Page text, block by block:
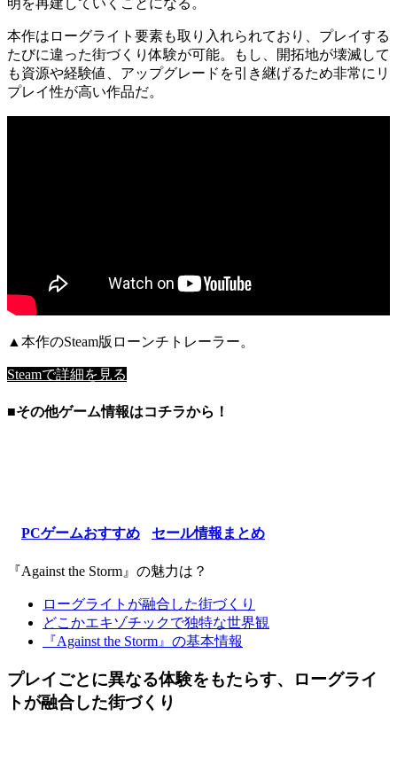
本作はローグライト要素も取り入れられており、プレイする
たびに違った街づくり体験が可能。もし、開拓地が壊滅して
も資源や経験値、アップグレードを引き継げるため非常にリ
プレイ性が高い作品だ。
▲本作のSteam版ローンチトレーラー。
Steamで詳細を見る
■その他ゲーム情報はコチラから！
PCゲームおすすめ セール情報まとめ
『Against the Storm』の魅力は？
ローグライトが融合した街づくり
どこかエキゾチックで独特な世界観
『Against the Storm』の基本情報
プレイごとに異なる体験をもたらす、ローグライ
トが融合した街づくり